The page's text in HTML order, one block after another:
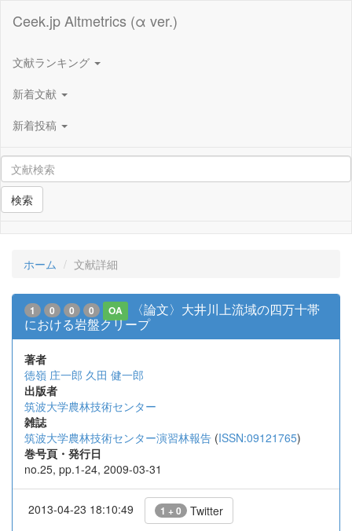
Ceek.jp Altmetrics (α ver.)
文献ランキング
新着文献
新着投稿
検索
ホーム 文献詳細
1 0 0 0 OA
〈論文〉大井川上流域の四万十帯
における岩盤クリープ
著者
徳嶺 庄一郎 久田 健一郎
出版者
筑波大学農林技術センター
雑誌
筑波大学農林技術センター演習林報告 (ISSN:09121765)
巻号頁・発行日
no.25, pp.1-24, 2009-03-31
2013-04-23 18:10:49 1 + 0 Twitter